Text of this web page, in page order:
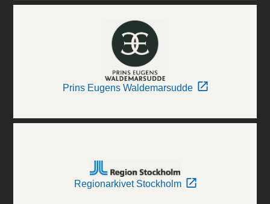
Prins Eugens Waldemarsudde
Regionarkivet Stockholm